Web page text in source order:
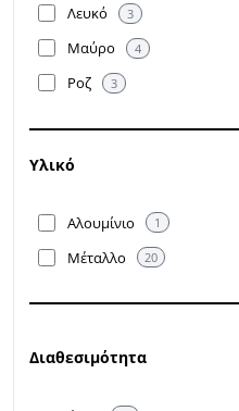
Λευκό 3
Μαύρο 4
Ροζ 3
Υλικό
Αλουμίνιο 1
Μέταλλο 20
Διαθεσιμότητα